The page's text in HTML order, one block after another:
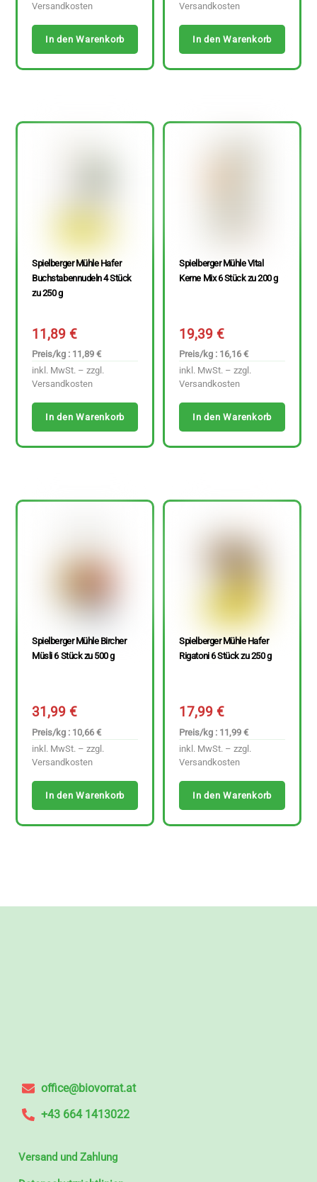
Versandkosten
In den Warenkorb
Versandkosten
In den Warenkorb
Spielberger Mühle Hafer
Buchstabennudeln 4 Stück
zu 250 g
11,89€
Preis/kg : 11,89 €
inkl. MwSt. – zzgl.
Versandkosten
In den Warenkorb
Spielberger Mühle Vital
Kerne Mix 6 Stück zu 200 g
19,39€
Preis/kg : 16,16 €
inkl. MwSt. – zzgl.
Versandkosten
In den Warenkorb
Spielberger Mühle Bircher
Müsli 6 Stück zu 500 g
31,99€
Preis/kg : 10,66 €
inkl. MwSt. – zzgl.
Versandkosten
In den Warenkorb
Spielberger Mühle Hafer
Rigatoni 6 Stück zu 250 g
17,99€
Preis/kg : 11,99 €
inkl. MwSt. – zzgl.
Versandkosten
In den Warenkorb
office@biovorrat.at
+43 664 1413022
Versand und Zahlung